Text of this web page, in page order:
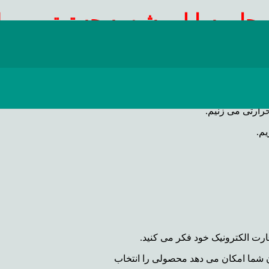
چاپ سابلیمیشن به چه ترتیب
می زنیم.
الکترونیک خود فکر می کنید.
شما امکان می دهد محصولی را انتخاب